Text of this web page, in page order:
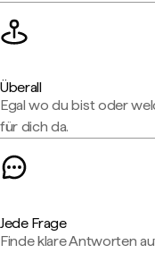
Überall
Egal wo du bist oder
für dich da.
Jede Frage
Finde klare Antworten